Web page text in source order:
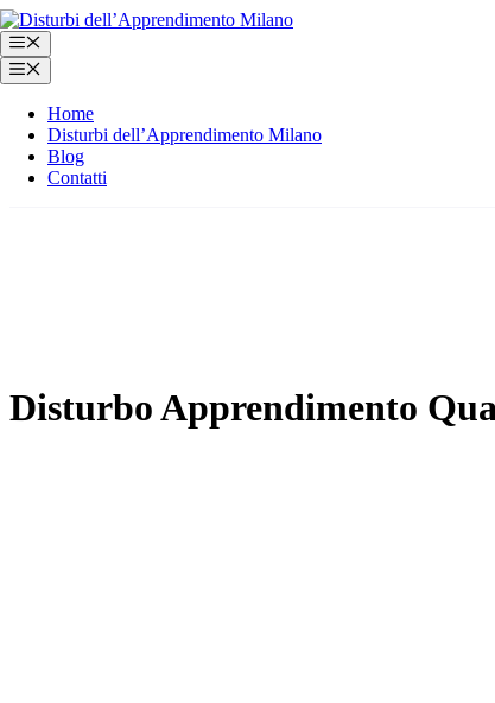
Vai
al
contenuto
Menu
Menu
Home
Disturbi dell’Apprendimento Milano
Blog
Contatti
Disturbo Apprendimento